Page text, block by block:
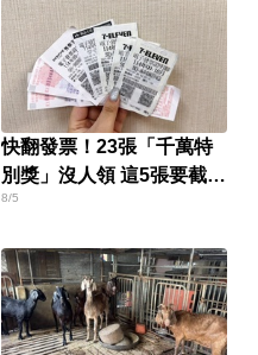
快翻發票！23張「千萬特
別獎」沒人領 這5張要截止
兌獎了
8/5